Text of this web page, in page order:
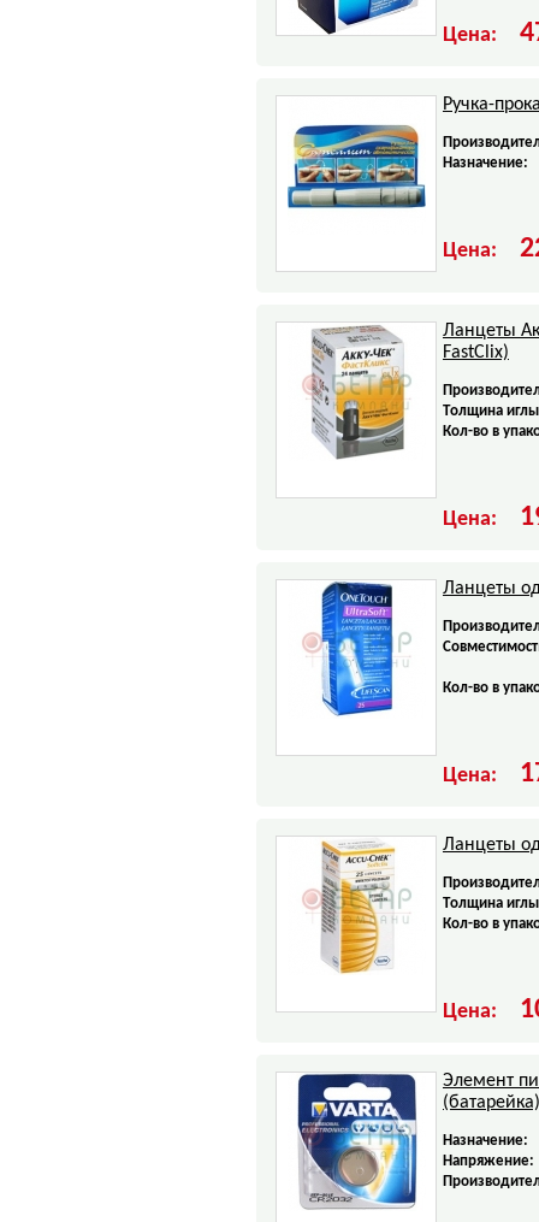
Цена:
Ручка-
Назначение:
Цена:
Ланцеты
FastClix)
Tолщина
Кол-во в
Цена:
Ланцеты
Кол-во в
Цена:
Ланцеты
Tолщина
Кол-во в
Цена:
Элемент
(батарейка)
Назначение:
Напряжение: